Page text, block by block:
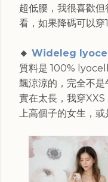
超低腰，我很喜歡
看，如果降碼可以穿
🔸 Wideleg
質料是 100%
飄涼涼的，完全不
實在太長，我穿XXS
上高個子的女生，或